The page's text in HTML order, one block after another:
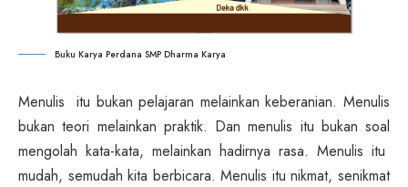
Buku Karya Perdana SMP Dharma Karya
Menulis itu bukan pelajaran melainkan keberanian. Menulis
bukan teori melainkan praktik. Dan menulis itu bukan soal
mengolah kata-kata, melainkan hadirnya rasa. Menulis itu
mudah, semudah kita berbicara. Menulis itu nikmat, senikmat